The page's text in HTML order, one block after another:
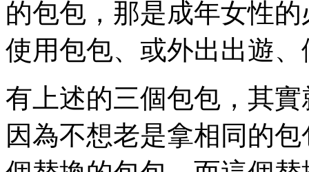
的包包，那是成年女性
使用包包、或外出出遊
有上述的三個包包，其
因為不想老是拿相同的